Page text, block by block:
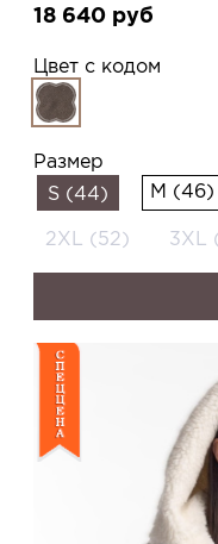
18 640 руб
Цвет с кодом
Размер
S (44)
M (46)
2XL (52) 3XL